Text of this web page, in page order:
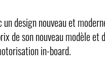
design nouveau et
de son nouveau modèle et
in-board.